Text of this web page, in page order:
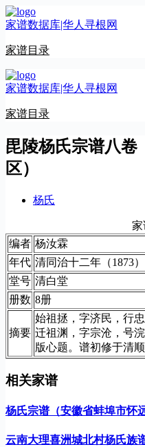
跳
至
容
家谱数据库|华人寻根网
家谱目录
家谱数据库|华人寻根网
家谱目录
毘陵杨氏宗谱八卷
区）
杨氏
家
编者 杨汝霖
年代 清同治十二年（1873）
堂号 清白堂
册数 8册
摘要
始祖拯，字济民，行
迁祖渊，字宗沧，号
版心题。谱初修于清
相关家谱
杨氏宗谱（安徽省蚌埠市怀
云南大理喜洲城北村杨氏族